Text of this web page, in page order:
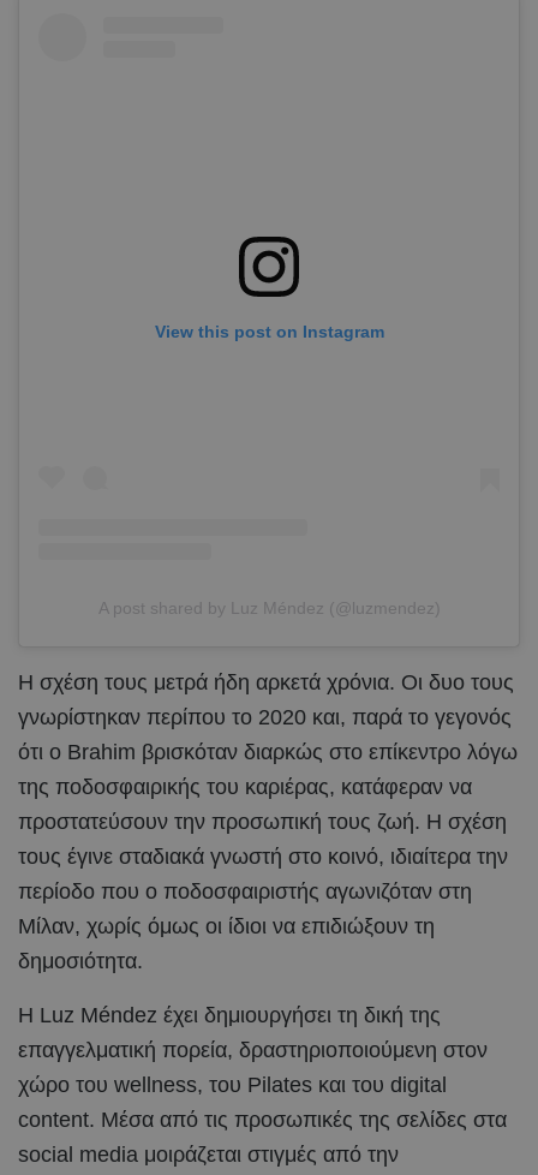
View this post on Instagram
A post shared by Luz Méndez (@luzmendez)
Η σχέση τους μετρά ήδη αρκετά χρόνια. Οι δυο τους
γνωρίστηκαν περίπου το 2020 και, παρά το γεγονός
ότι ο Brahim βρισκόταν διαρκώς στο επίκεντρο λόγω
της ποδοσφαιρικής του καριέρας, κατάφεραν να
προστατεύσουν την προσωπική τους ζωή. Η σχέση
τους έγινε σταδιακά γνωστή στο κοινό, ιδιαίτερα την
περίοδο που ο ποδοσφαιριστής αγωνιζόταν στη
Μίλαν, χωρίς όμως οι ίδιοι να επιδιώξουν τη
δημοσιότητα.
Η Luz Méndez έχει δημιουργήσει τη δική της
επαγγελματική πορεία, δραστηριοποιούμενη στον
χώρο του wellness, του Pilates και του digital
content. Μέσα από τις προσωπικές της σελίδες στα
social media μοιράζεται στιγμές από την